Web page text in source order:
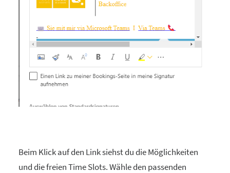
Beim Klick auf den Link siehst du die Möglichkeiten
und die freien Time Slots. Wähle den passenden